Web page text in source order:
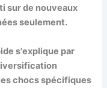
sur de nouveaux
seulement.
s'explique par
chocs spécifiques